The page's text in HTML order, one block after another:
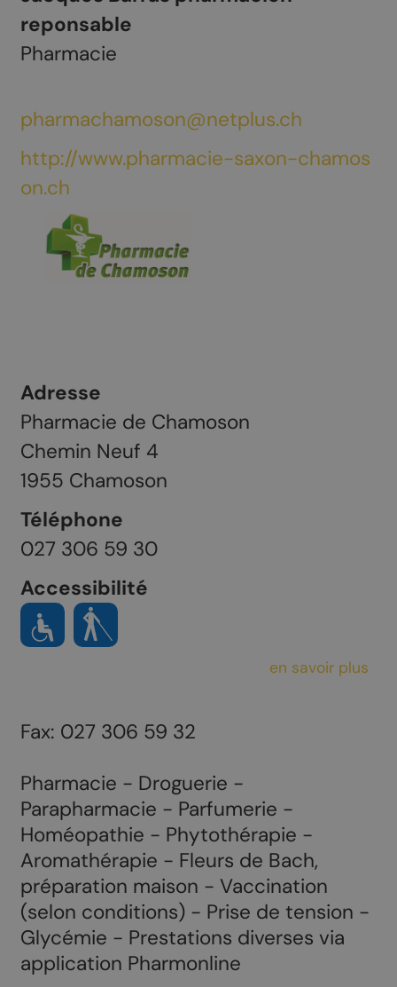
reponsable
Pharmacie
pharmachamoson@netplus.ch
http://www.pharmacie-saxon-chamos
on.ch
Adresse
Pharmacie de Chamoson
Chemin Neuf 4
1955 Chamoson
Téléphone
027 306 59 30
Accessibilité
en savoir plus
Fax: 027 306 59 32
Pharmacie - Droguerie -
Parapharmacie - Parfumerie -
Homéopathie - Phytothérapie -
Aromathérapie - Fleurs de Bach,
préparation maison - Vaccination
(selon conditions) - Prise de tension -
Glycémie - Prestations diverses via
application Pharmonline